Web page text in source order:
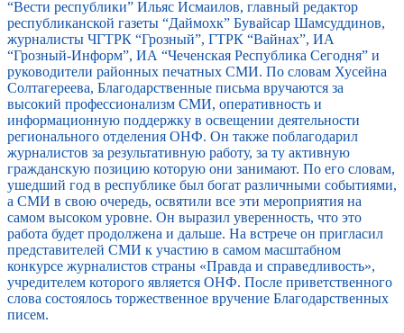
“Вести республики” Ильяс Исмаилов, главный редактор
республиканской газеты “Даймохк” Бувайсар Шамсуддинов,
журналисты ЧГТРК “Грозный”, ГТРК “Вайнах”, ИА
“Грозный-Информ”, ИА “Чеченская Республика Сегодня” и
руководители районных печатных СМИ. По словам Хусейна
Солтагереева, Благодарственные письма вручаются за
высокий профессионализм СМИ, оперативность и
информационную поддержку в освещении деятельности
регионального отделения ОНФ. Он также поблагодарил
журналистов за результативную работу, за ту активную
гражданскую позицию которую они занимают. По его словам,
ушедший год в республике был богат различными событиями,
а СМИ в свою очередь, освятили все эти мероприятия на
самом высоком уровне. Он выразил уверенность, что это
работа будет продолжена и дальше. На встрече он пригласил
представителей СМИ к участию в самом масштабном
конкурсе журналистов страны «Правда и справедливость»,
учредителем которого является ОНФ. После приветственного
слова состоялось торжественное вручение Благодарственных
писем.